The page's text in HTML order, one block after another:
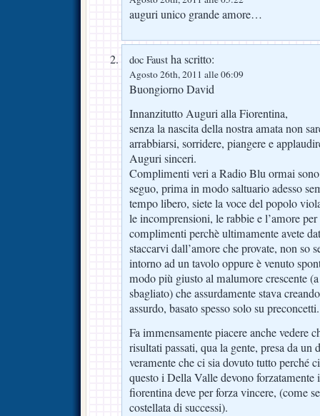
auguri unico grande amore…
doc Faust ha scritto:
Agosto 26th, 2011 alle 06:09
Buongiorno David
Innanzitutto Auguri alla Fiorentina,
senza la nascita della nostra amata non
arrabbiarsi, sorridere, piangere e
Auguri sinceri.
Complimenti veri a Radio Blu ormai
seguo, prima in modo saltuario adesso
tempo libero, siete la voce del popolo
le incomprensioni, le rabbie e l’amore per
complimenti perchè ultimamente avete
staccarvi dall’amore che provate, non so
intorno ad un tavolo oppure è venuto
modo più giusto al malumore crescente
sbagliato) che assurdamente stava
assurdo, basato spesso solo su preconcetti.
Fa immensamente piacere anche vedere
risultati passati, qua la gente, presa da un
veramente che ci sia dovuto tutto perché
questo i Della Valle devono forzatamente
fiorentina deve per forza vincere, (come
costellata di successi).